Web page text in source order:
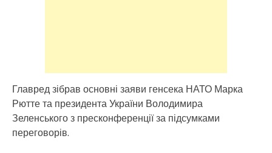
Главред зібрав основні заяви генсека НАТО Марка
Рютте та президента України Володимира
Зеленського з пресконференції за підсумками
переговорів.